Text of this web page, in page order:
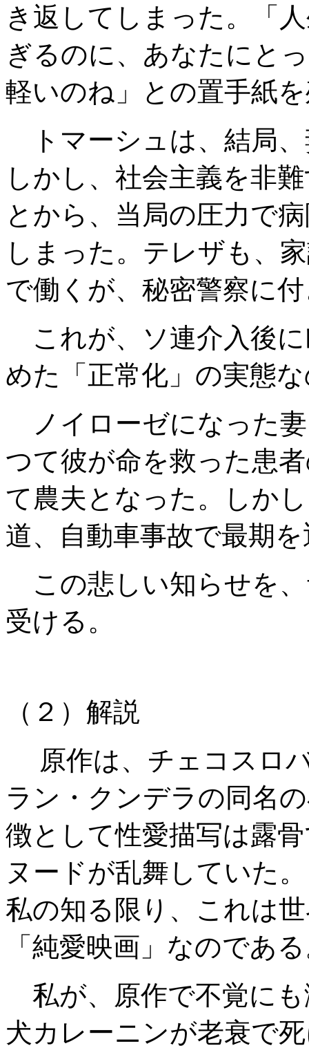
き返してしまった。「
ぎるのに、あなたにと
軽いのね」との置手紙
トマーシュは、結局
しかし、社会主義を非
とから、当局の圧力で
しまった。テレザも、
で働くが、秘密警察に
これが、ソ連介入後
めた「正常化」の実態
ノイローゼになった
つて彼が命を救った患
て農夫となった。しか
道、自動車事故で最期
この悲しい知らせを
受ける。
（２）解説
原作は、チェコスロ
ラン・クンデラの同名
徴として性愛描写は露
ヌードが乱舞していた
私の知る限り、これは
「純愛映画」なのであ
私が、原作で不覚に
犬カレーニンが老衰で